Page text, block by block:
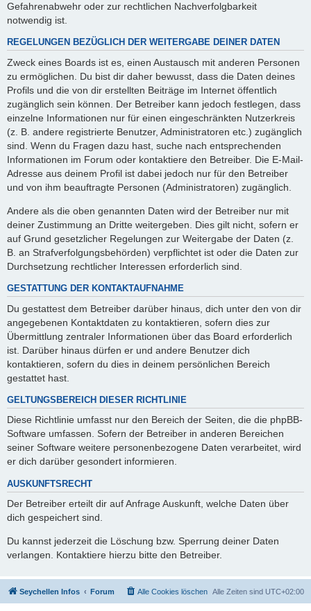
Gefahrenabwehr oder zur rechtlichen Nachverfolgbarkeit
notwendig ist.
REGELUNGEN BEZÜGLICH DER WEITERGABE DEINER DATEN
Zweck eines Boards ist es, einen Austausch mit anderen Personen
zu ermöglichen. Du bist dir daher bewusst, dass die Daten deines
Profils und die von dir erstellten Beiträge im Internet öffentlich
zugänglich sein können. Der Betreiber kann jedoch festlegen, dass
einzelne Informationen nur für einen eingeschränkten Nutzerkreis
(z. B. andere registrierte Benutzer, Administratoren etc.) zugänglich
sind. Wenn du Fragen dazu hast, suche nach entsprechenden
Informationen im Forum oder kontaktiere den Betreiber. Die E-Mail-
Adresse aus deinem Profil ist dabei jedoch nur für den Betreiber
und von ihm beauftragte Personen (Administratoren) zugänglich.
Andere als die oben genannten Daten wird der Betreiber nur mit
deiner Zustimmung an Dritte weitergeben. Dies gilt nicht, sofern er
auf Grund gesetzlicher Regelungen zur Weitergabe der Daten (z.
B. an Strafverfolgungsbehörden) verpflichtet ist oder die Daten zur
Durchsetzung rechtlicher Interessen erforderlich sind.
GESTATTUNG DER KONTAKTAUFNAHME
Du gestattest dem Betreiber darüber hinaus, dich unter den von dir
angegebenen Kontaktdaten zu kontaktieren, sofern dies zur
Übermittlung zentraler Informationen über das Board erforderlich
ist. Darüber hinaus dürfen er und andere Benutzer dich
kontaktieren, sofern du dies in deinem persönlichen Bereich
gestattet hast.
GELTUNGSBEREICH DIESER RICHTLINIE
Diese Richtlinie umfasst nur den Bereich der Seiten, die die phpBB-
Software umfassen. Sofern der Betreiber in anderen Bereichen
seiner Software weitere personenbezogene Daten verarbeitet, wird
er dich darüber gesondert informieren.
AUSKUNFTSRECHT
Der Betreiber erteilt dir auf Anfrage Auskunft, welche Daten über
dich gespeichert sind.
Du kannst jederzeit die Löschung bzw. Sperrung deiner Daten
verlangen. Kontaktiere hierzu bitte den Betreiber.
Seychellen Infos Forum Alle Zeiten sind UTC+02:00
Alle Cookies löschen